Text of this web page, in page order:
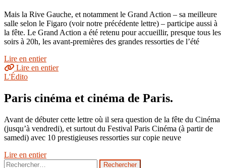
Mais la Rive Gauche, et notamment le Grand Action – sa meilleure
salle selon le Figaro (voir notre précédente lettre) – participe aussi à
la fête. Le Grand Action a été retenu pour accueillir, presque tous les
soirs à 20h, les avant-premières des grandes ressorties de l’été
Lire en entier
Lire en entier
L'Édito
Paris cinéma et cinéma de Paris.
Avant de débuter cette lettre où il sera question de la fête du Cinéma
(jusqu’à vendredi), et surtout du Festival Paris Cinéma (à partir de
samedi) avec 10 prestigieuses ressorties sur copie neuve
Lire en entier
Rechercher :